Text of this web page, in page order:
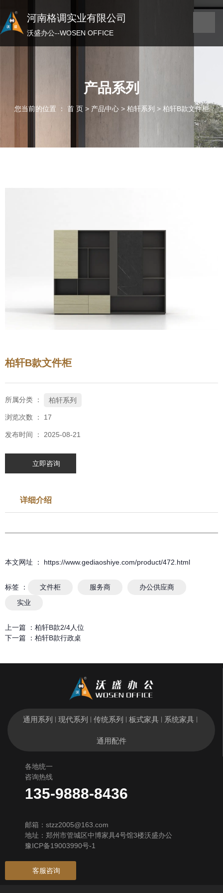
河南格调实业有限公司
沃盛办公——WOSEN OFFICE
河南格调实业有限公司
沃盛办公--WOSEN OFFICE
产品系列
您当前的位置 ： 首 页 > 产品中心 > 柏轩系列 > 柏轩B款文件柜
柏轩B款文件柜
所属分类 ： 柏轩系列
浏览次数 ： 17
发布时间 ： 2025-08-21
立即咨询
详细介绍
本文网址 ： https://www.gediaoshiye.com/product/472.html
标签 ： 文件柜 服务商
办公供应商
实业
上一篇 ： 柏轩B款2/4人位
下一篇 ： 柏轩B款行政桌
通用系列 | 现代系列 | 传统系列 | 板式家具 | 系统家具 |
通用配件
各地统一
咨询热线
135-9888-8436
邮箱：stzz2005@163.com
地址：郑州市管城区中博家具4号馆3楼沃盛办公
豫ICP备19003990号-1
客服咨询